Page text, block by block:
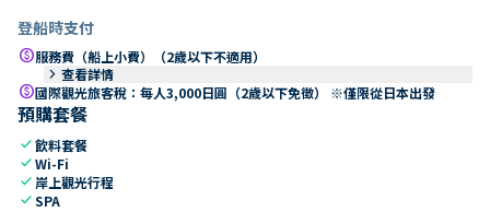
登船時支付
paid服務費（船上小費）（2歲以下不適用）
keyboard_arrow_right 查看詳情
paid國際觀光旅客稅：每人3,000日圓（2歲以下免徵） ※僅限從日本出發
預購套餐
check飲料套餐
checkWi-Fi
check 岸上觀光行程
checkSPA